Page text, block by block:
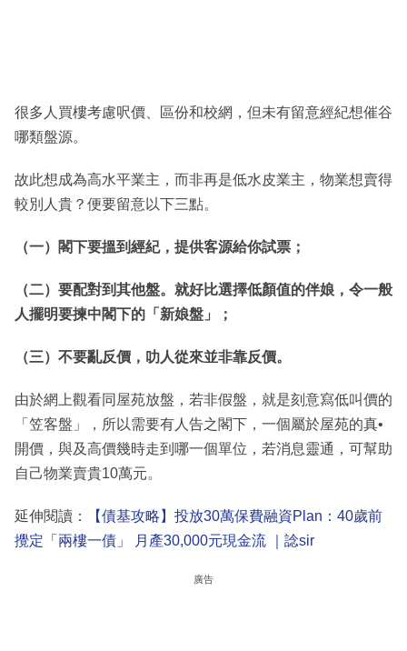
很多人買樓考慮呎價、區份和校網，但未有留意經紀想催谷
哪類盤源。
故此想成為高水平業主，而非再是低水皮業主，物業想賣得
較別人貴？便要留意以下三點。
（一）閣下要搵到經紀，提供客源給你試票；
（二）要配對到其他盤。就好比選擇低顏值的伴娘，令一般
人擺明要揀中閣下的「新娘盤」；
（三）不要亂反價，叻人從來並非靠反價。
由於網上觀看同屋苑放盤，若非假盤，就是刻意寫低叫價的
「笠客盤」，所以需要有人告之閣下，一個屬於屋苑的真•
開價，與及高價幾時走到哪一個單位，若消息靈通，可幫助
自己物業賣貴10萬元。
延伸閱讀：
【債基攻略】投放30萬保費融資Plan：40歲前
攪定「兩樓一債」 月產30,000元現金流 ｜諗sir
廣告